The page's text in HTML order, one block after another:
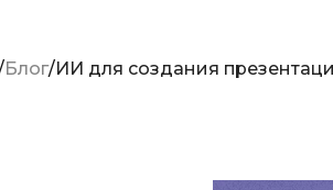
Блог ИИ для создания